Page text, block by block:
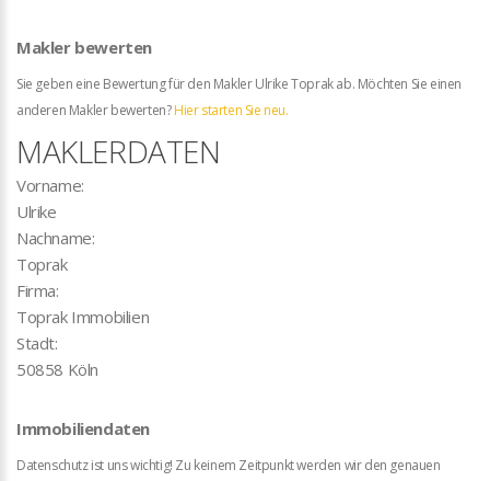
Makler bewerten
Sie geben eine Bewertung für den Makler Ulrike Toprak ab. Möchten Sie einen
anderen Makler bewerten?Hier starten Sie neu.
MAKLERDATEN
Vorname:
Ulrike
Nachname:
Toprak
Firma:
Toprak Immobilien
Stadt:
50858 Köln
Immobiliendaten
Datenschutz ist uns wichtig! Zu keinem Zeitpunkt werden wir den genauen